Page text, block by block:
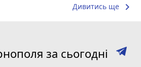
Дивитись ще keyboard_arrow_right
за сьогодні